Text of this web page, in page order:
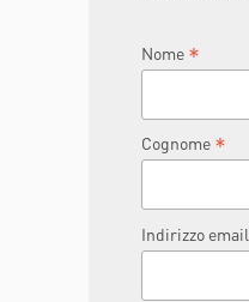
Nome *
Cognome *
Indirizzo email